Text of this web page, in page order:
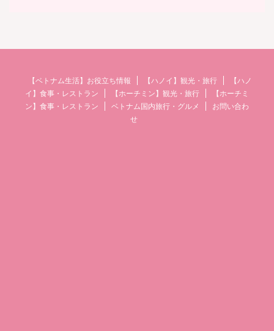
【ベトナム生活】お役立ち情報 【ハノイ】観光・旅行
【ハノ
イ】食事・レストラン
【ホーチミン】観光・旅行
【ホーチミ
ン】食事・レストラン
ベトナム国内旅行・グルメ
お問い合わ
せ